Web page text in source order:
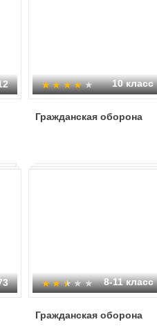
10 класс
Гражданская оборона
8-11 класс
Гражданская оборона